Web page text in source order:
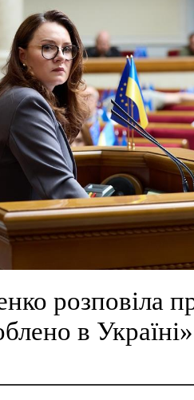
розповіла
в Україні»